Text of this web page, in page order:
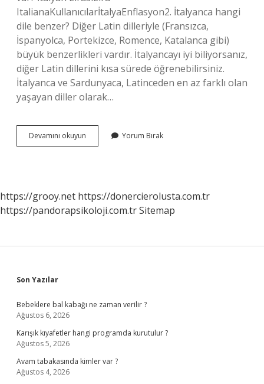
ItalianaKullanıcılarİtalyaEnflasyon2. İtalyanca hangi
dile benzer? Diğer Latin dilleriyle (Fransızca,
İspanyolca, Portekizce, Romence, Katalanca gibi)
büyük benzerlikleri vardır. İtalyancayı iyi biliyorsanız,
diğer Latin dillerini kısa sürede öğrenebilirsiniz.
İtalyanca ve Sardunyaca, Latinceden en az farklı olan
yaşayan diller olarak…
Devamını okuyun
Hangi
Yorum Bırak
https://grooy.net https://donercierolusta.com.tr
https://pandorapsikoloji.com.trSitemap
Sidebar
Son Yazılar
Bebeklere bal kabağı ne zaman verilir ?
Ağustos 6, 2026
Karışık kıyafetler hangi programda kurutulur ?
Ağustos 5, 2026
Avam tabakasında kimler var ?
Ağustos 4, 2026